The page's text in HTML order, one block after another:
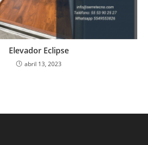
Elevador Eclipse
abril 13, 2023